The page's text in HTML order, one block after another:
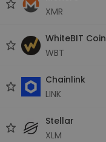
XMR
WhiteBIT Coin
WBT
Chainlink
LINK
Stellar
XLM